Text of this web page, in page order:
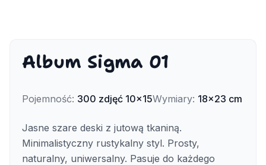
Album Sigma 01
Pojemność: 300 zdjęć 10x15Wymiary: 18x23 cm
Jasne szare deski z jutową tkaniną.
Minimalistyczny rustykalny styl. Prosty,
naturalny, uniwersalny. Pasuje do każdego